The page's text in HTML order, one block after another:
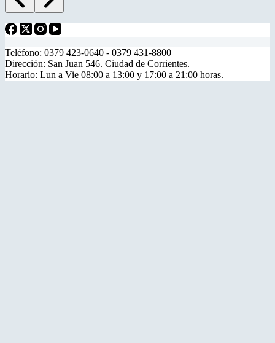
Teléfono: 0379 423-0640 - 0379 431-8800
Dirección: San Juan 546. Ciudad de Corrientes.
Horario: Lun a Vie 08:00 a 13:00 y 17:00 a 21:00 horas.